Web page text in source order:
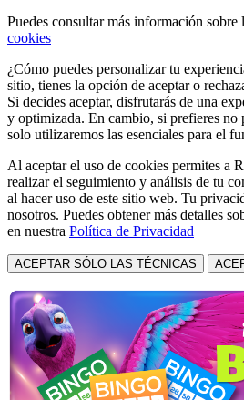
Puedes consultar más información sobre
cookies
¿Cómo puedes personalizar tu
sitio, tienes la opción de aceptar o
Si decides aceptar, disfrutarás de una
y optimizada. En cambio, si prefieres no
solo utilizaremos las esenciales para el
Al aceptar el uso de cookies permites a
realizar el seguimiento y análisis de tu
al hacer uso de este sitio web. Tu
nosotros. Puedes obtener más detalles
en nuestra Política de Privacidad
ACEPTAR SÓLO LAS TÉCNICAS